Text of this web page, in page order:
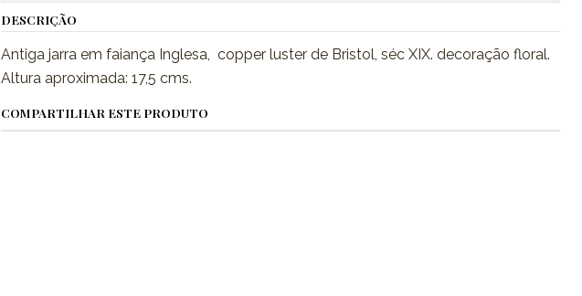
DESCRIÇÃO
Antiga jarra em faiança Inglesa, copper luster de Bristol, séc XIX. decoração floral.
Altura aproximada: 17,5 cms.
COMPARTILHAR ESTE PRODUTO